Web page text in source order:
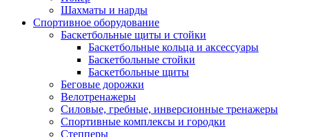
Шахматы и нарды
Спортивное оборудование
Баскетбольные щиты и стойки
Баскетбольные кольца и аксессуары
Баскетбольные стойки
Баскетбольные щиты
Беговые дорожки
Велотренажеры
Силовые, гребные, инверсионные тренажеры
Спортивные комплексы и городки
Степперы